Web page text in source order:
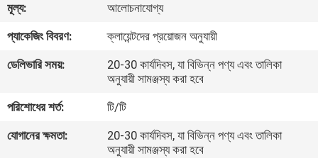
কারখানা
ভ্রমণ
নিয়ন্ত্রণ
মূল্য:
আলোচনাযোগ্য
প্যাকেজিং বিবরণ:
ক্লায়েন্টদের প্রয়োজন অনুযায়ী
ডেলিভারি সময়:
20-30 কার্যদিবস, যা বিভিন্ন পণ্য এবং তালিকা
অনুযায়ী সামঞ্জস্য করা হবে
পরিশোধের শর্ত:
টি/টি
যোগানের ক্ষমতা:
20-30 কার্যদিবস, যা বিভিন্ন পণ্য এবং তালিকা
অনুযায়ী সামঞ্জস্য করা হবে